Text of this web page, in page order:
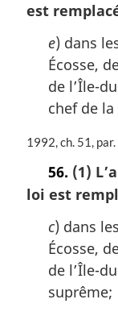
:
e
l
est
e) dans
Écosse,
de l’Île-
chef de
N
e
1992, ch. 51,
56. (1)
loi est
c) dans
Écosse,
de l’Île-
suprême;